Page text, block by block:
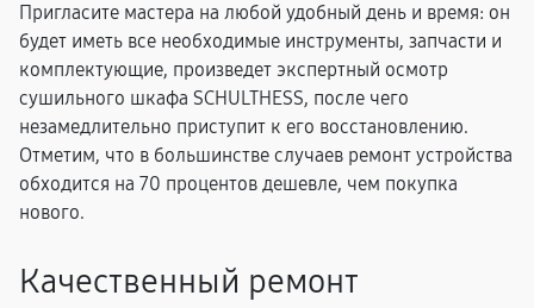
Пригласите мастера на любой удобный день и время: он
будет иметь все необходимые инструменты, запчасти и
комплектующие, произведет экспертный осмотр
сушильного шкафа SCHULTHESS, после чего
незамедлительно приступит к его восстановлению.
Отметим, что в большинстве случаев ремонт устройства
обходится на 70 процентов дешевле, чем покупка
нового.
Качественный ремонт